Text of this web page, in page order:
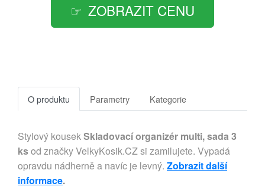
ZOBRAZIT CENU
O produktu Parametry Kategorie
Stylový kousekSkladovací organizér multi, sada 3
ksod značky VelkyKosik.CZ si zamilujete. Vypadá
opravdu nádherně a navíc je levný. Zobrazit další
informace.